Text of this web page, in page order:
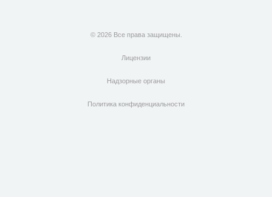
© 2026 Все права защищены.
Лицензии
Надзорные органы
Политика конфиденциальности